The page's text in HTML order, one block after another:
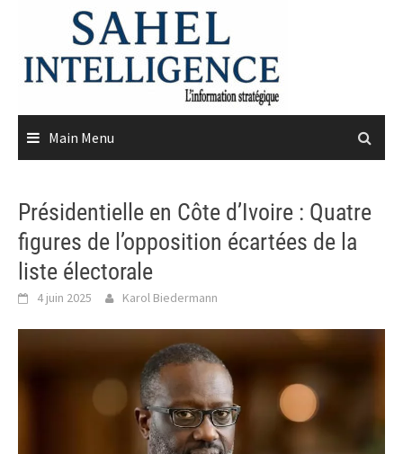
content
Main Menu
Présidentielle en Côte d’Ivoire : Quatre
figures de l’opposition écartées de la
liste électorale
4 juin 2025 Karol Biedermann